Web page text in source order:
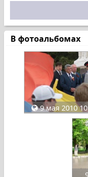
В фотоальбомах
9 мая 2010